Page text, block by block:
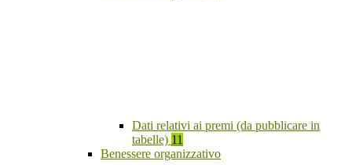
Dati relativi ai premi (da pubblicare in
tabelle) 11
Benessere organizzativo